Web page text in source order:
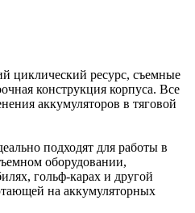
циклический ресурс, съемные
конструкция корпуса. Все
аккумуляторов в тяговой
подходят для работы в
оборудовании,
гольф-карах и другой
на аккумуляторных